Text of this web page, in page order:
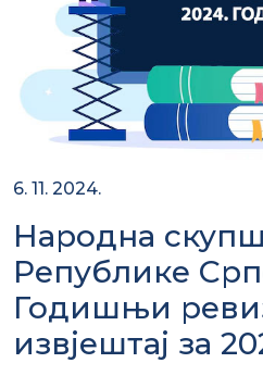
6. 11. 2024.
Народна
Републике
Годишњи
извјештај за